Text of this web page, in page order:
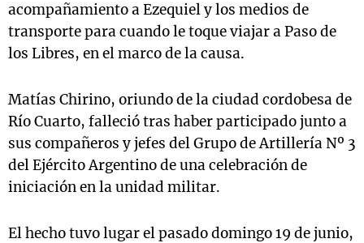
acompañamiento a Ezequiel y los medios de
transporte para cuando le toque viajar a Paso de
los Libres, en el marco de la causa.
Matías Chirino, oriundo de la ciudad cordobesa de
Río Cuarto, falleció tras haber participado junto a
sus compañeros y jefes del Grupo de Artillería Nº 3
del Ejército Argentino de una celebración de
iniciación en la unidad militar.
El hecho tuvo lugar el pasado domingo 19 de junio,